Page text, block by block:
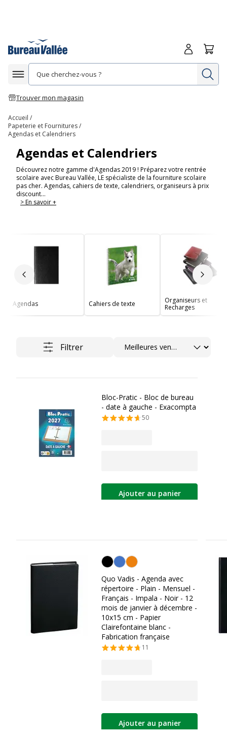
Afficher la navigation
Trouver mon magasin
Me
Accueil
Papeterie et Fournitures
Agendas et Calendriers
Agendas et Calendriers
Découvrez notre gamme d'Agendas 2019 ! Préparez votre rentrée
scolaire avec Bureau Vallée, LE spécialiste de la fourniture scolaire
pas cher. Agendas, cahiers de texte, calendriers, organiseurs à prix
discount...
> En savoir +
Slide précédent Slide
Agendas Cahiers de texte
Organiseurs et
Recharges
Filtrer Trier
Bloc-Pratic - Bloc de bureau
- date à gauche - Exacompta
50
Ajouter au panier
Personnalisation de la couleur
Quo Vadis - Agenda avec
répertoire - Plain - Mensuel -
Français - Impala - Noir - 12
mois de janvier à décembre -
10x15 cm - Papier
Clairefontaine blanc -
Fabrication française
11
Ajouter au panier